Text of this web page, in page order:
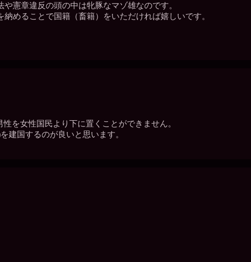
憲章違反の頭の中は牝豚なマゾ雄なのです。
めることで国籍（畜籍）をいただければ嬉しいです。
を女性国民より下に置くことができません。
建国するのが良いと思います。